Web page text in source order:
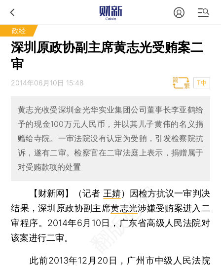
政经
深圳原政协副主席黄志光受贿案二
审
2014年06月10日 15:48 T中
黄志光收受深圳金光华实业集团公司董事长李亚鹤给
予的现金100万元人民币，并以其儿子黄伟的名义捐
赠给寺院。一审法院没有认定为受贿，引发检察院抗
诉，遂有二审。检察官在二审法庭上表示，捐赠属于
对受贿款项的处置
【财新网】（记者 王婧）
因检方抗议一审判决
结果，深圳原政协副主席黄志光涉嫌受贿案进入二
审程序。2014年6月10日，广东省高级人民法院对
该案进行二审。
此前2013年12月20日，广州市中级人民法院